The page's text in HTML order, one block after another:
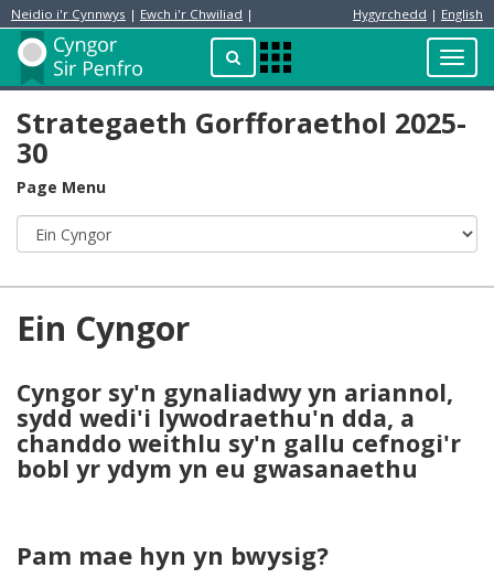
Neidio i'r Cynnwys | Ewch i'r Chwiliad | Hygyrchedd | English
ChwilioApps
Menu
Preswylydd
Strategaeth Gorfforaethol 2025-
30
Page Menu
Ein Cyngor
Cyngor sy'n gynaliadwy yn ariannol,
sydd wedi'i lywodraethu'n dda, a
chanddo weithlu sy'n gallu cefnogi'r
bobl yr ydym yn eu gwasanaethu
Pam mae hyn yn bwysig?